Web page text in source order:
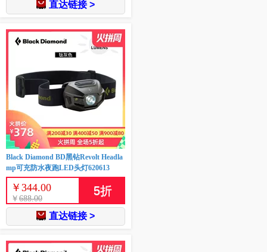
直达链接 >
Black Diamond BD黑钻Revolt Headla
mp可充防水夜跑LED头灯620613
￥ 344.00
￥ 688.00
5折
直达链接 >